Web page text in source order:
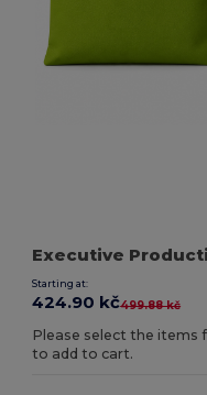
Executive
Starting at:
424.90 kč499.88 kč
Please select the items
to add to cart.